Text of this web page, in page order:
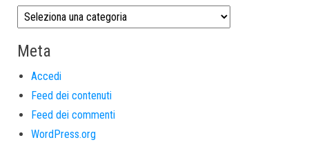
Meta
Accedi
Feed dei contenuti
Feed dei commenti
WordPress.org